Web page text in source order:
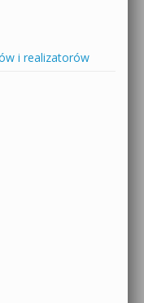
i realizatorów